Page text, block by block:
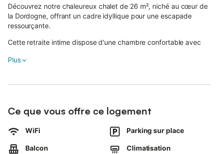
Découvrez notre chaleureux chalet de 26 m², niché au cœur de
la Dordogne, offrant un cadre idyllique pour une escapade
ressourçante.
Cette retraite intime dispose d'une chambre confortable avec
personnes.
tonnelle de 16 m², où vous pourrez savourer vos repas en plein
offrent une vue panoramique à 360 degrés sur les collines
yeux.
Plus
Ce que vous offre ce logement
WiFi Parking sur place
Balcon Climatisation